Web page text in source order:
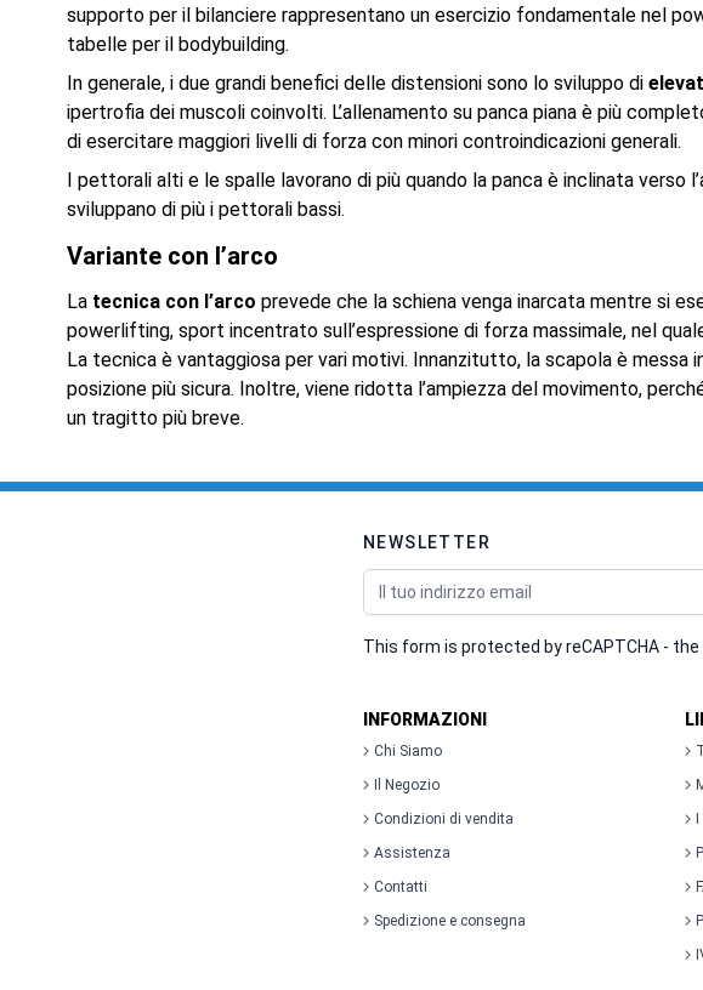
supporto per il bilanciere rappresentano un esercizio fondamentale nel
tabelle per il bodybuilding.
In generale, i due grandi benefici delle distensioni sono lo sviluppo di
ipertrofia dei muscoli coinvolti. L’allenamento su panca piana è più
di esercitare maggiori livelli di forza con minori controindicazioni generali.
I pettorali alti e le spalle lavorano di più quando la panca è inclinata verso
sviluppano di più i pettorali bassi.
Variante con l’arco
La tecnica con l’arco prevede che la schiena venga inarcata mentre si
powerlifting, sport incentrato sull’espressione di forza massimale, nel
La tecnica è vantaggiosa per vari motivi. Innanzitutto, la scapola è messa
posizione più sicura. Inoltre, viene ridotta l’ampiezza del movimento,
un tragitto più breve.
NEWSLETTER
Indirizzo email
This form is protected by reCAPTCHA - the
INFORMAZIONI
Chi Siamo
Il Negozio
Condizioni di vendita
Assistenza
Contatti
Spedizione e consegna